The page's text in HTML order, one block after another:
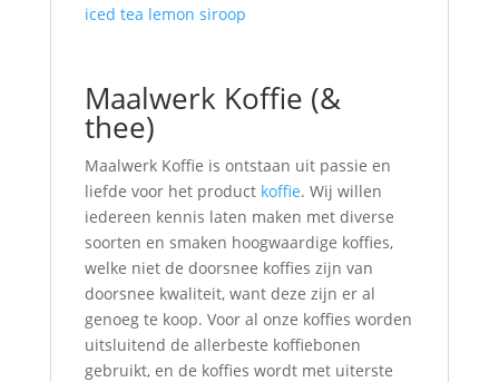
iced tea lemon siroop
Maalwerk Koffie (&
thee)
Maalwerk Koffie is ontstaan uit passie en
liefde voor het product koffie. Wij willen
iedereen kennis laten maken met diverse
soorten en smaken hoogwaardige koffies,
welke niet de doorsnee koffies zijn van
doorsnee kwaliteit, want deze zijn er al
genoeg te koop. Voor al onze koffies worden
uitsluitend de allerbeste koffiebonen
gebruikt, en de koffies wordt met uiterste